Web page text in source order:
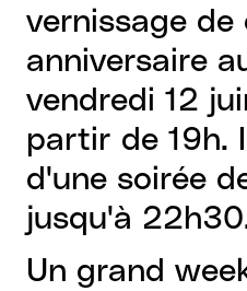
vernissage de
anniversaire
vendredi 12
partir de 19h.
d'une soirée
jusqu'à
Un grand